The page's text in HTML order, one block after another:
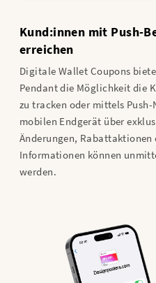
Kund:innen mit Push-
erreichen
Digitale Wallet Coupons
Pendant die Möglichkeit die
zu tracken oder mittels
mobilen Endgerät über
Änderungen, Rabattaktionen
Informationen können
werden.